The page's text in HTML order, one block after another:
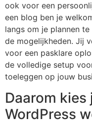
ook voor een
een blog ben je
langs om je plannen
de mogelijkheden. Jij
voor een pasklare
de volledige setup
toeleggen op jouw
Daarom
WordPress